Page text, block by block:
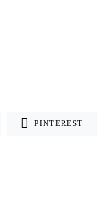
PINTEREST